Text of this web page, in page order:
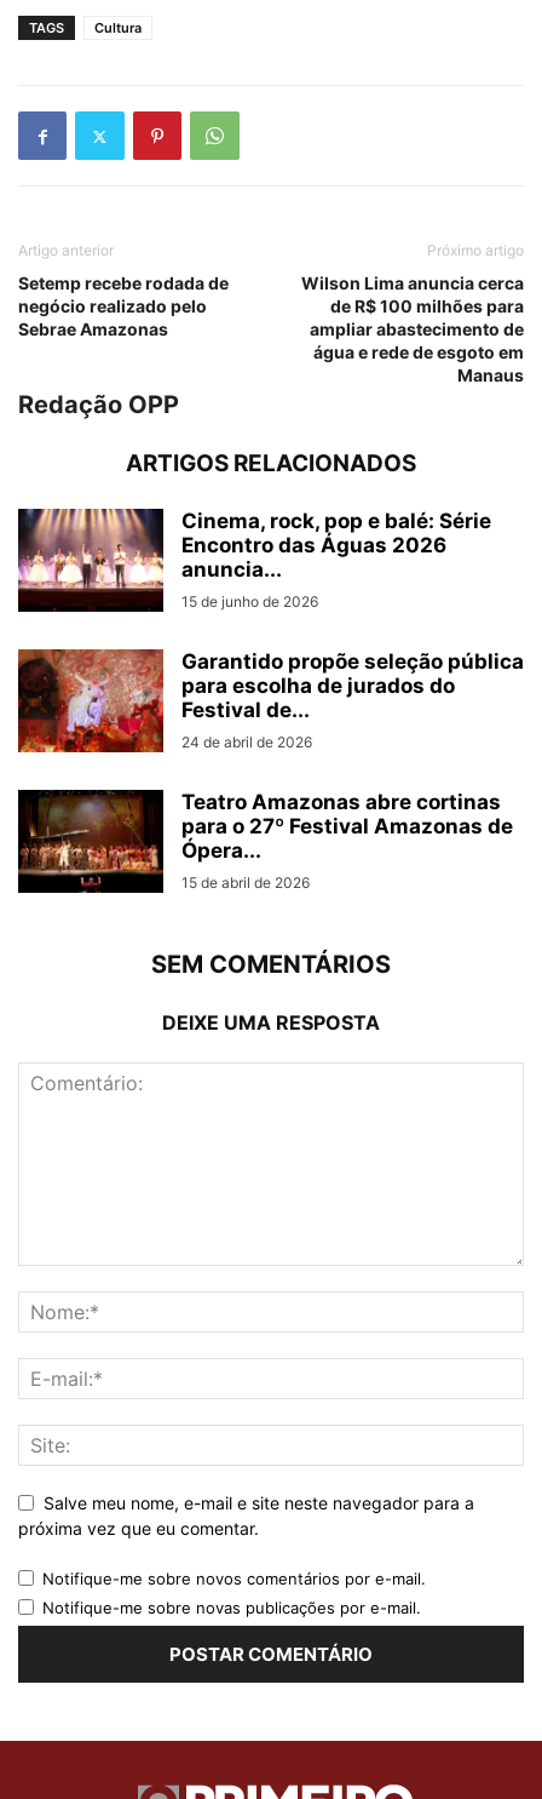
TAGS Cultura
Artigo anterior
Setemp recebe rodada de
negócio realizado pelo
Sebrae Amazonas
Próximo artigo
Wilson Lima anuncia cerca
de R$ 100 milhões para
ampliar abastecimento de
água e rede de esgoto em
Manaus
Redação OPP
ARTIGOS RELACIONADOS
Cinema, rock, pop e balé: Série
Encontro das Águas 2026
anuncia...
15 de junho de 2026
Garantido propõe seleção pública
para escolha de jurados do
Festival de...
24 de abril de 2026
Teatro Amazonas abre cortinas
para o 27º Festival Amazonas de
Ópera...
15 de abril de 2026
SEM COMENTÁRIOS
DEIXE UMA RESPOSTA
Salve meu nome, e-mail e site neste navegador para a
próxima vez que eu comentar.
Notifique-me sobre novos comentários por e-mail.
Notifique-me sobre novas publicações por e-mail.